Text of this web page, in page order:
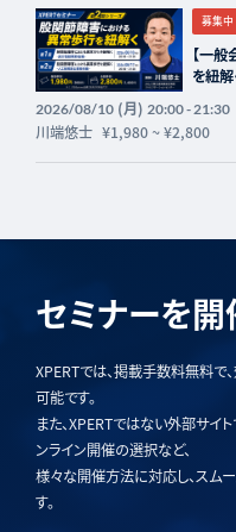
募集中
【一
を紐
2026/08/10(月) 20:00 - 21:30
川端悠士 ¥1,980~¥2,800
セミナーを開
XPERTでは、掲載手数料無料
可能です。
また、XPERTではない外部サイ
ンライン開催の選択など、
様々な開催方法に対応し、スム
す。